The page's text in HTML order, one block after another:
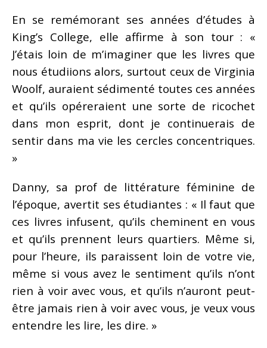
En se remémorant ses années d’études à
King’s College, elle affirme à son tour : «
J’étais loin de m’imaginer que les livres que
nous étudiions alors, surtout ceux de Virginia
Woolf, auraient sédimenté toutes ces années
et qu’ils opéreraient une sorte de ricochet
dans mon esprit, dont je continuerais de
sentir dans ma vie les cercles concentriques.
»
Danny, sa prof de littérature féminine de
l’époque, avertit ses étudiantes : « Il faut que
ces livres infusent, qu’ils cheminent en vous
et qu’ils prennent leurs quartiers. Même si,
pour l’heure, ils paraissent loin de votre vie,
même si vous avez le sentiment qu’ils n’ont
rien à voir avec vous, et qu’ils n’auront peut-
être jamais rien à voir avec vous, je veux vous
entendre les lire, les dire. »